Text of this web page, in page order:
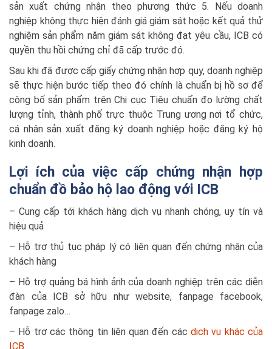
sản xuất chứng nhận theo phương thức 5. Nếu doanh
nghiệp không thực hiện đánh giá giám sát hoặc kết quả thử
nghiệm sản phẩm năm giám sát không đạt yêu cầu, ICB có
quyền thu hồi chứng chỉ đã cấp trước đó.
Sau khi đã được cấp giấy chứng nhận hợp quy, doanh nghiệp
sẽ thực hiện bước tiếp theo đó chính là chuẩn bị hồ sơ để
công bố sản phẩm trên Chi cục Tiêu chuẩn đo lường chất
lượng tỉnh, thành phố trực thuộc Trung ương nơi tổ chức,
cá nhân sản xuất đăng ký doanh nghiệp hoặc đăng ký hộ
kinh doanh.
Lợi ích của việc cấp chứng nhận hợp
chuẩn đồ bảo hộ lao động với ICB
– Cung cấp tới khách hàng dịch vụ nhanh chóng, uy tín và
hiệu quả
– Hỗ trợ thủ tục pháp lý có liên quan đến chứng nhận của
khách hàng
– Hỗ trợ quảng bá hình ảnh của doanh nghiệp trên các diễn
đàn của ICB sở hữu như website, fanpage facebook,
fanpage zalo…
– Hỗ trợ các thông tin liên quan đến cácdịch vụ khác của
ICB